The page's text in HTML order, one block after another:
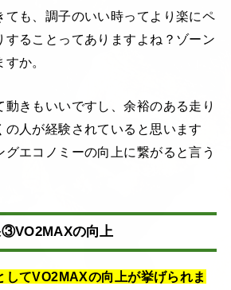
ても、調子のいい時ってより楽にペ
することってありますよね？ゾーン
か。
動きもいいですし、余裕のある走り
の人が経験されていると思います
グエコノミーの向上に繋がると言う
の向上
してVO2MAXの向上が挙げられま